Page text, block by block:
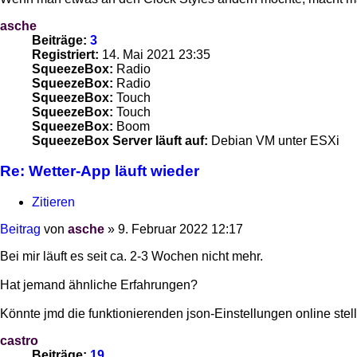
asche
Beiträge: 3
Registriert: 14. Mai 2021 23:35
SqueezeBox: Radio
SqueezeBox: Radio
SqueezeBox: Touch
SqueezeBox: Touch
SqueezeBox: Boom
SqueezeBox Server läuft auf: Debian VM unter ESXi
Re: Wetter-App läuft wieder
Zitieren
Beitrag von asche » 9. Februar 2022 12:17
Bei mir läuft es seit ca. 2-3 Wochen nicht mehr.
Hat jemand ähnliche Erfahrungen?
Könnte jmd die funktionierenden json-Einstellungen online
castro